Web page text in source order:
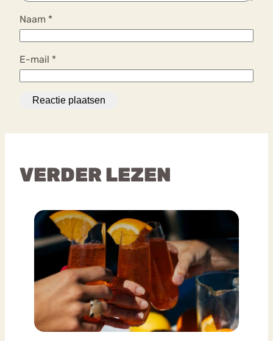
Naam *
E-mail *
VERDER LEZEN